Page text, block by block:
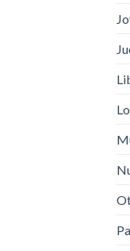
Mini Persiana
Vinilo 1inch Sin